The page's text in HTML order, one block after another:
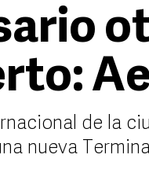
de la
nueva